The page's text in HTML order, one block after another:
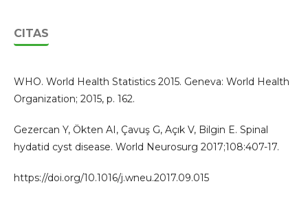
CITAS
WHO. World Health Statistics 2015. Geneva: World Health
Organization; 2015, p. 162.
Gezercan Y, Ökten AI, Çavuş G, Açık V, Bilgin E. Spinal
hydatid cyst disease. World Neurosurg 2017;108:407-17.
https://doi.org/10.1016/j.wneu.2017.09.015